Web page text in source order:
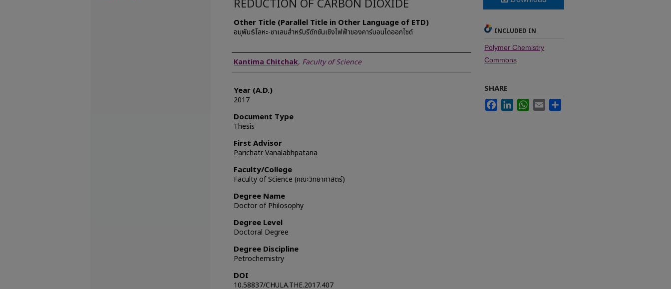
REDUCTION OF CARBON DIOXIDE
Other Title (Parallel Title in Other Language of ETD)
อนุพันธ์โลหะ-ซาเลนสำหรับรีดักชันเชิงไฟฟ้าของคาร์บอนไดออกไซด์
Author
Kantima Chitchak, Faculty of Science
Year (A.D.)
2017
Document Type
Thesis
First Advisor
Parichatr Vanalabhpatana
Faculty/College
Faculty of Science (คณะวิทยาศาสตร์)
Degree Name
Doctor of Philosophy
Degree Level
Doctoral Degree
Degree Discipline
Petrochemistry
DOI
10.58837/CHULA.THE.2017.407
INCLUDED IN
Polymer Chemistry
Commons
SHARE
FacebookLinkedInWhatsApp
Email